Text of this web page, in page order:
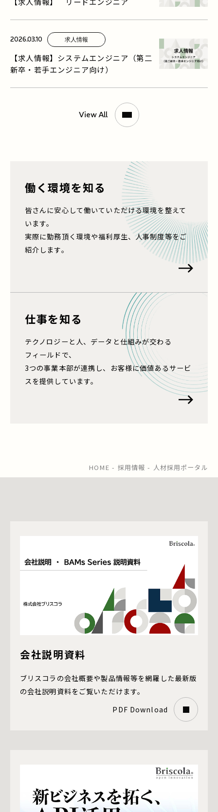
2026.03.10 求人情報
【求人情報】システムエンジニア（第二
新卒・若手エンジニア向け）
View All
働く環境を知るへ遷移します。
働く環境を知る
皆さんに安心して働いていただける環境を整えて
います。
実際に勤務頂く環境や福利厚生、人事制度等をご
紹介します。
仕事を知るへ遷移します。
仕事を知る
テクノロジーと人、データと仕組みが交わる
フィールドで、
3つの事業本部が連携し、お客様に価値あるサービ
スを提供しています。
HOME 採用情報 人材採用ポータル
会社説明資料
ブリスコラの会社概要や製品情報等を網羅した最新版
の会社説明資料をご覧いただけます。
PDF Download